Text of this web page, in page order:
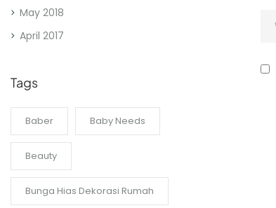
May 2018
April 2017
Tags
Baber Baby Needs
Beauty
Bunga Hias Dekorasi Rumah